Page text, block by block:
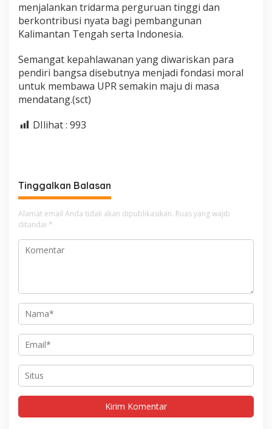
menjalankan tridarma perguruan tinggi dan
berkontribusi nyata bagi pembangunan
Kalimantan Tengah serta Indonesia.
Semangat kepahlawanan yang diwariskan para
pendiri bangsa disebutnya menjadi fondasi moral
untuk membawa UPR semakin maju di masa
mendatang.(sct)
DIlihat : 993
Tinggalkan Balasan
Alamat email Anda tidak akan dipublikasikan. Ruas yang wajib
ditandai *